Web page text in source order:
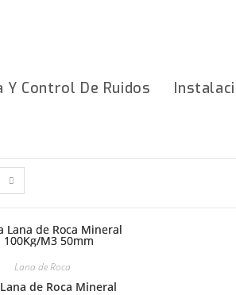
Y Control De Ruidos
Lana de Roca
de Roca Mineral